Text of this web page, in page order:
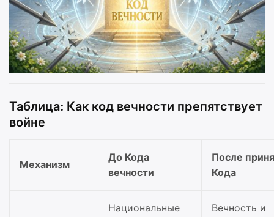
Таблица: Как код вечности препятствует
войне
Механизм
До Кода
вечности
После
Кода
Национальные
Вечность и